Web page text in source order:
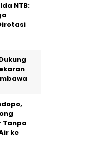
NTB:
Tanpa
ke